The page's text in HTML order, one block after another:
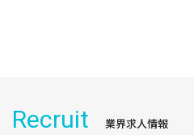
Recruit 業界求人情報